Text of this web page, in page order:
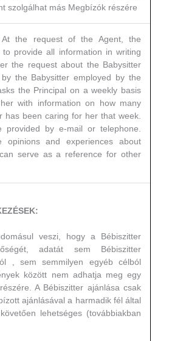
szolgálhat más Megbízók részére
At the request of the Agent, the
to provide all information in writing
the request about the Babysitter
the Babysitter employed by the
the Principal on a weekly basis
with information on how many
has been caring for her that week.
provided by e-mail or telephone.
opinions and experiences about
serve as a reference for other
veszi, hogy a Bébiszitter
adatát sem Bébiszitter
, sem semmilyen egyéb célból
között nem adhatja meg egy
A Bébiszitter ajánlása csak
ajánlásával a harmadik fél által
lehetséges (továbbiakban